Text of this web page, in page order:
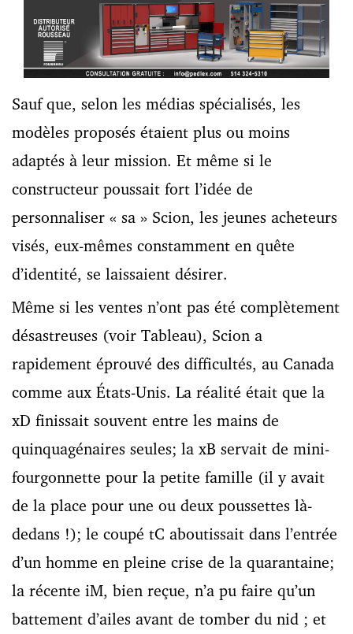
Sauf que, selon les médias spécialisés, les
modèles proposés étaient plus ou moins
adaptés à leur mission. Et même si le
constructeur poussait fort l’idée de
personnaliser « sa » Scion, les jeunes acheteurs
visés, eux-mêmes constamment en quête
d’identité, se laissaient désirer.
Même si les ventes n’ont pas été complètement
désastreuses (voir Tableau), Scion a
rapidement éprouvé des difficultés, au Canada
comme aux États-Unis. La réalité était que la
xD finissait souvent entre les mains de
quinquagénaires seules; la xB servait de mini-
fourgonnette pour la petite famille (il y avait
de la place pour une ou deux poussettes là-
dedans !); le coupé tC aboutissait dans l’entrée
d’un homme en pleine crise de la quarantaine;
la récente iM, bien reçue, n’a pu faire qu’un
battement d’ailes avant de tomber du nid ; et